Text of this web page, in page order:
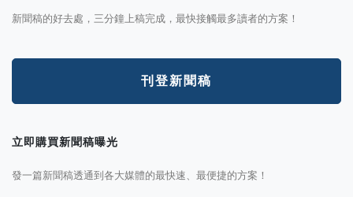
新聞稿的好去處，三分鐘上稿完成，最快接觸最多讀者的方案！
刊登新聞稿
立即購買新聞稿曝光
發一篇新聞稿透通到各大媒體的最快速、最便捷的方案！